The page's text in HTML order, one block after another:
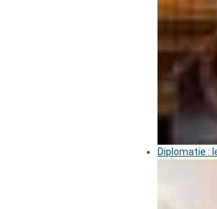
Diplomatie :